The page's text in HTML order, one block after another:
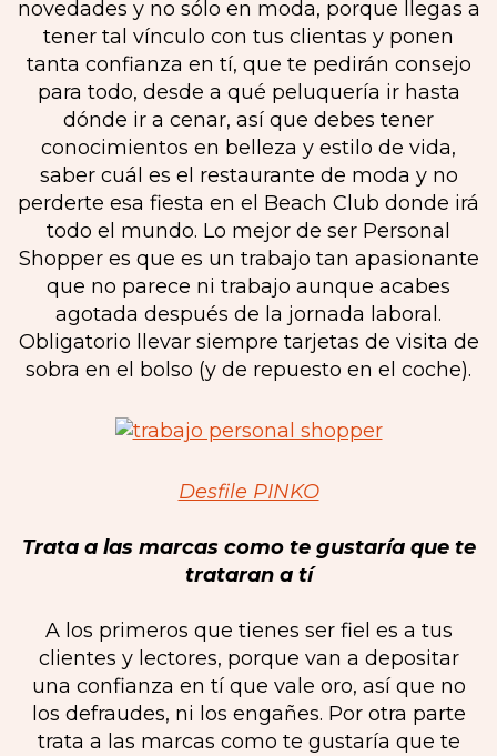
novedades y no sólo en moda, porque llegas a
tener tal vínculo con tus clientas y ponen
tanta confianza en tí, que te pedirán consejo
para todo, desde a qué peluquería ir hasta
dónde ir a cenar, así que debes tener
conocimientos en belleza y estilo de vida,
saber cuál es el restaurante de moda y no
perderte esa fiesta en el Beach Club donde irá
todo el mundo. Lo mejor de ser Personal
Shopper es que es un trabajo tan apasionante
que no parece ni trabajo aunque acabes
agotada después de la jornada laboral.
Obligatorio llevar siempre tarjetas de visita de
sobra en el bolso (y de repuesto en el coche).
Desfile PINKO
Trata a las marcas como te gustaría que te
trataran a tí
A los primeros que tienes ser fiel es a tus
clientes y lectores, porque van a depositar
una confianza en tí que vale oro, así que no
los defraudes, ni los engañes. Por otra parte
trata a las marcas como te gustaría que te